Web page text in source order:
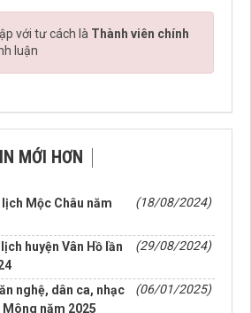
với tư cách là Thành viên chính
luận
MỚI HƠN
Mộc Châu năm
(18/08/2024)
huyện Vân Hồ lần
(29/08/2024)
nghệ, dân ca, nhạc
năm 2025
(06/01/2025)